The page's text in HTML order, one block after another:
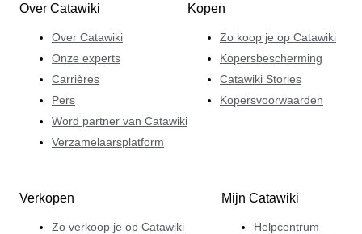
Over Catawiki
Over Catawiki
Onze experts
Carrières
Pers
Word partner van Catawiki
Verzamelaarsplatform
Kopen
Zo koop je op Catawiki
Kopersbescherming
Catawiki Stories
Kopersvoorwaarden
Verkopen
Zo verkoop je op Catawiki
Mijn Catawiki
Helpcentrum